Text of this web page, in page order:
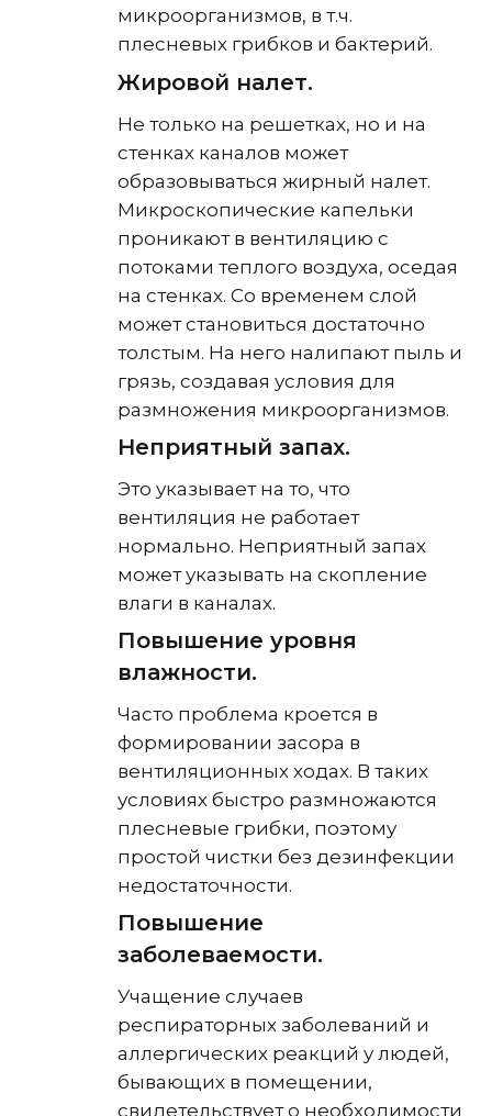
микроорганизмов, в т.ч.
плесневых грибков и бактерий.
Жировой налет.
Не только на решетках, но и на
стенках каналов может
образовываться жирный налет.
Микроскопические капельки
проникают в вентиляцию с
потоками теплого воздуха, оседая
на стенках. Со временем слой
может становиться достаточно
толстым. На него налипают пыль и
грязь, создавая условия для
размножения микроорганизмов.
Неприятный запах.
Это указывает на то, что
вентиляция не работает
нормально. Неприятный запах
может указывать на скопление
влаги в каналах.
Повышение уровня
влажности.
Часто проблема кроется в
формировании засора в
вентиляционных ходах. В таких
условиях быстро размножаются
плесневые грибки, поэтому
простой чистки без дезинфекции
недостаточности.
Повышение
заболеваемости.
Учащение случаев
респираторных заболеваний и
аллергических реакций у людей,
бывающих в помещении,
свидетельствует о необходимости